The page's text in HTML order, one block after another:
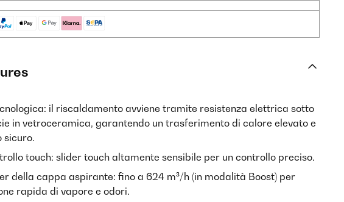
il riscaldamento avviene tramite resistenza elettrica sotto
in vetroceramica, garantendo un trasferimento di calore elevato e
sicuro.
touch: slider touch altamente sensibile per un controllo preciso.
della cappa aspirante: fino a 624 m³/h (in modalità Boost) per
rapida di vapore e odori.